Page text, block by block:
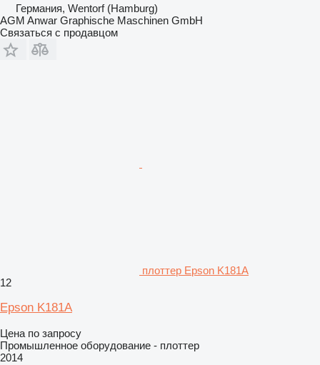
Германия, Wentorf (Hamburg)
AGM Anwar Graphische Maschinen GmbH
Связаться с продавцом
плоттер Epson K181A
12
Epson K181A
Цена по запросу
Промышленное оборудование - плоттер
2014